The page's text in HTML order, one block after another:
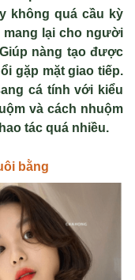
không quá cầu kỳ
lại cho người
nàng tạo được
gặp mặt giao tiếp.
cá tính với kiểu
và cách nhuộm
tác quá nhiều.
bằng